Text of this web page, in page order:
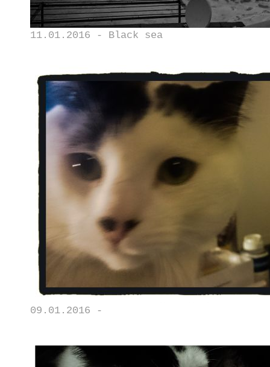
11.01.2016 - Black sea
09.01.2016 -